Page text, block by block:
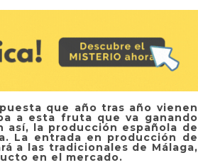
que año tras año vienen
a esta fruta que va ganando
la producción española de
La entrada en producción de
a las tradicionales de Málaga,
en el mercado.